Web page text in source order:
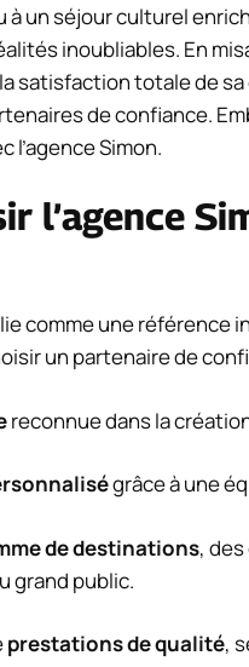
à un séjour culturel
inoubliables. En
satisfaction totale de
de confiance.
l’agence Simon.
l’agence
comme une référence
un partenaire de
reconnue dans la
grâce à une
de destinations,
grand public.
prestations de qualité,